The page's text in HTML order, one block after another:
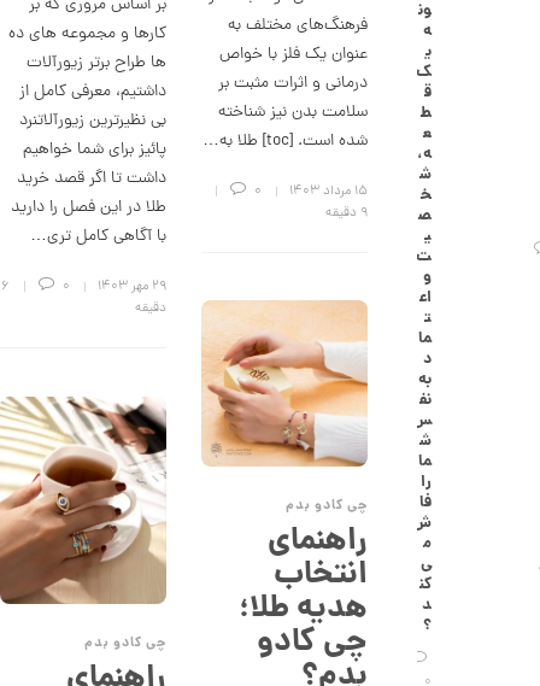
بر اساس مروری که بر
کارها و مجموعه های ده
ها طراح برتر زیورآلات
داشتیم، معرفی کامل از
بی نظیرترین زیورآلاتنرد
پائیز برای شما خواهیم
داشت تا اگر قصد خرید
طلا در این فصل را دارید
با آگاهی کامل تری…
۲۹ مهر ۱۴۰۳ 0
6
دقیقه
فرهنگ‌های مختلف به
عنوان یک فلز با خواص
درمانی و اثرات مثبت بر
سلامت بدن نیز شناخته
شده است. [toc] طلا به…
۱۵ مرداد ۱۴۰۳
0
9 دقیقه
چی کادو بدم
راهنمای
انتخاب
هدیه طلا؛
چی کادو چی کادو بدم
ون
ه
ی
ک
ق
ط
ع
ه،
ش
خ
ص
ی
ت
و
اع
ت
ما
د
به
نف
س
ش
ما
را
فا
ش
م
ی‌
کن
د
؟
گ
ش
ت
ر
ط
ل
ا
ا
ز
ک
ا
ک
ش
ن
م
ی
ن
ی
م
ا
ل
ط
ر
ح
ه
ش
ت
ض
ل
ع
ی
ک